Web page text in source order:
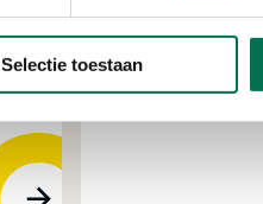
Selectie toestaanPon Power